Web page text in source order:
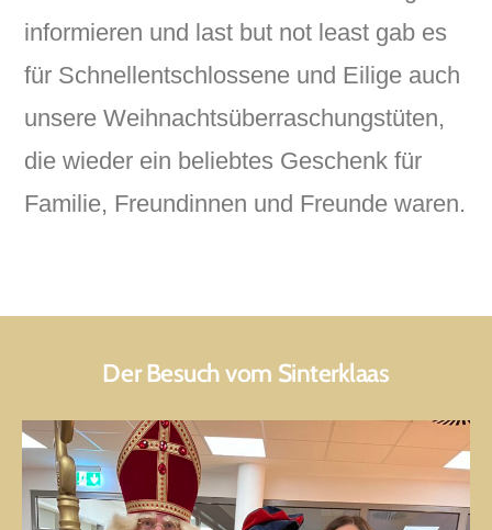
informieren und last but not least gab es
für Schnellentschlossene und Eilige auch
unsere Weihnachtsüberraschungstüten,
die wieder ein beliebtes Geschenk für
Familie, Freundinnen und Freunde waren.
Der Besuch vom Sinterklaas